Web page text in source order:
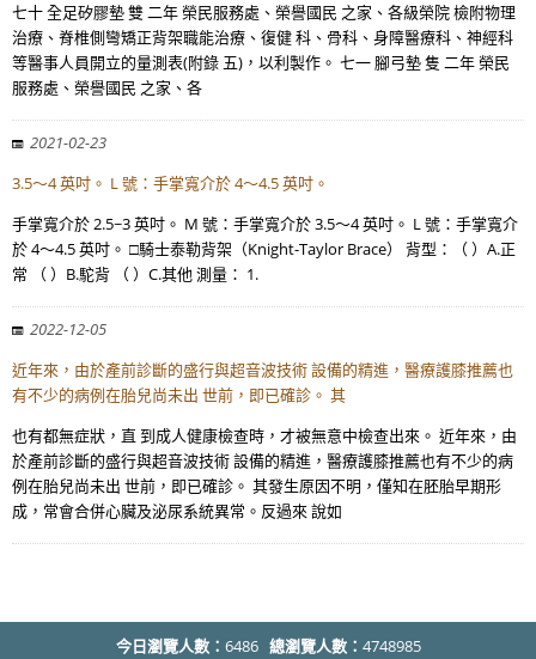
七十 全足矽膠墊 雙 二年 榮民服務處、榮譽國民 之家、各級榮院 檢附物理
治療、脊椎側彎矯正背架職能治療、復健 科、骨科、身障醫療科、神經科
等醫事人員開立的量測表(附錄 五)，以利製作。 七一 腳弓墊 隻 二年 榮民
服務處、榮譽國民 之家、各
2021-02-23
3.5～4 英吋。 L 號：手掌寬介於 4～4.5 英吋。
手掌寬介於 2.5~3 英吋。 M 號：手掌寬介於 3.5～4 英吋。 L 號：手掌寬介
於 4～4.5 英吋。 □騎士泰勒背架（Knight-Taylor Brace） 背型：（ ）A.正
常 （ ）B.駝背 （ ）C.其他 測量： 1.
2022-12-05
近年來，由於產前診斷的盛行與超音波技術 設備的精進，醫療護膝推薦也
有不少的病例在胎兒尚未出 世前，即已確診。 其
也有都無症狀，直 到成人健康檢查時，才被無意中檢查出來。 近年來，由
於產前診斷的盛行與超音波技術 設備的精進，醫療護膝推薦也有不少的病
例在胎兒尚未出 世前，即已確診。 其發生原因不明，僅知在胚胎早期形
成，常會合併心臟及泌尿系統異常。反過來 說如
今日瀏覽人數： 6486 總瀏覽人數： 4748985